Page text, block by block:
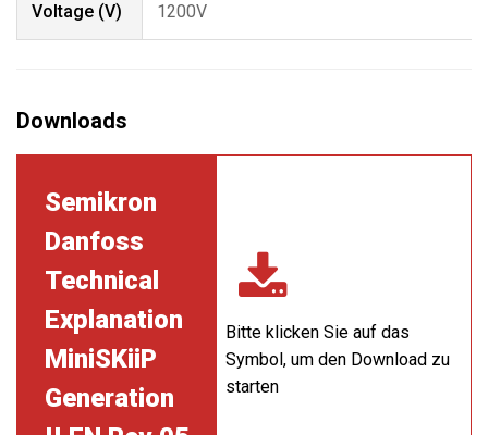
Voltage (V) 1200V
Semikron
Danfoss
Technical
Explanation
MiniSKiiP
Generation
Bitte klicken Sie auf das
Symbol, um den Download zu
starten